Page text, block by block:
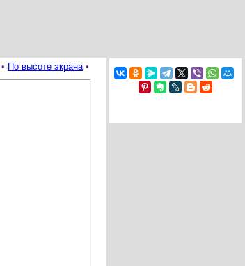
• По высоте экрана•